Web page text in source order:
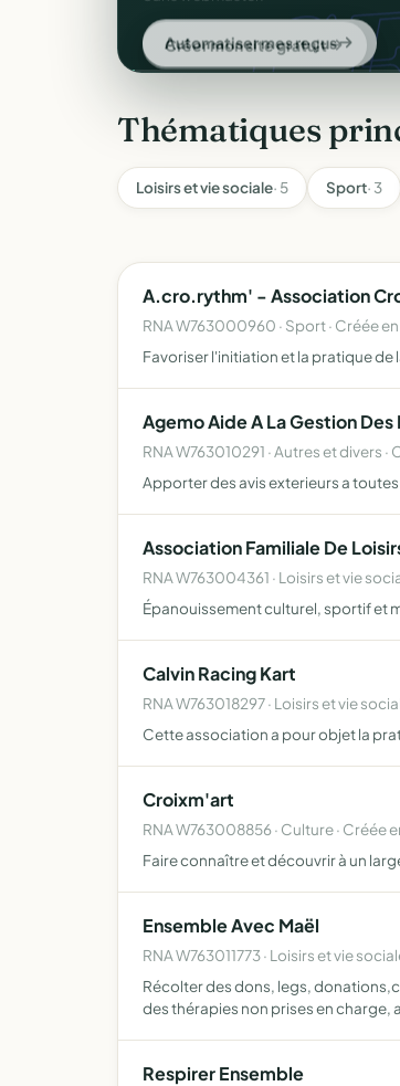
Créer mon site gratuit
Thématiques
Loisirs et vie sociale· 5 Sport· 3
A.cro.rythm' - Association
RNA W763000960 · Sport · Créée
Favoriser l'initiation et la pratique
Agemo Aide A La Gestion Des
RNA W763010291 · Autres et divers
Apporter des avis exterieurs a
Association Familiale De
RNA W763004361 · Loisirs et vie
Épanouissement culturel, sportif et
Calvin Racing Kart
RNA W763018297 · Loisirs et vie
Cette association a pour objet la
Croixm'art
RNA W763008856 · Culture · Créée
Faire connaître et découvrir à un
Ensemble Avec Maël
RNA W763011773 · Loisirs et vie
Récolter des dons, legs,
des thérapies non prises en charge,
Respirer Ensemble